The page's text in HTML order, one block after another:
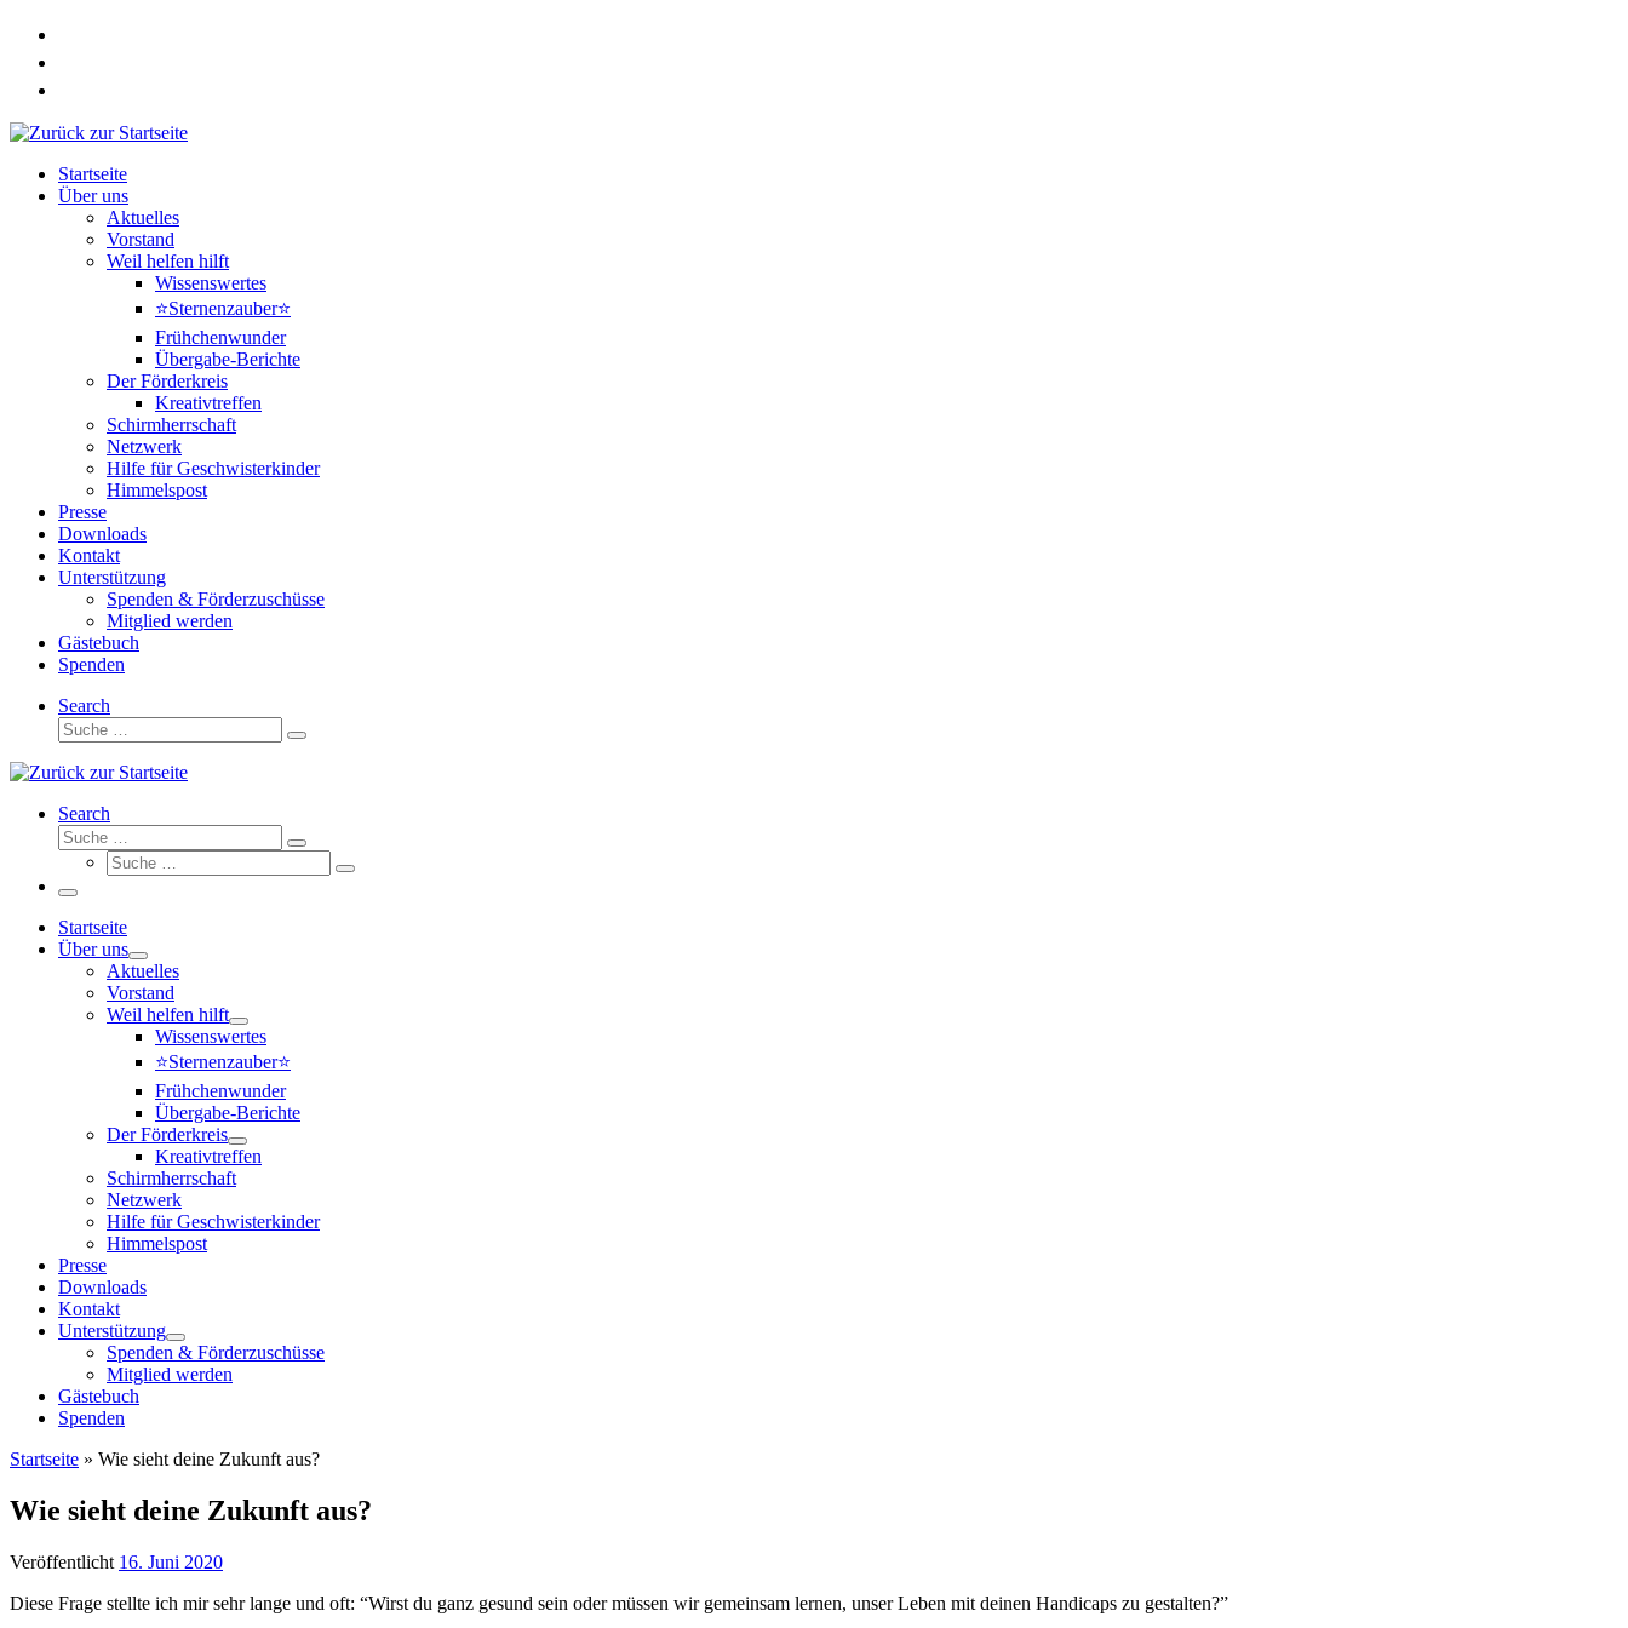
Zum
springen
Startseite
Über uns
Aktuelles
Vorstand
Weil helfen hilft
Wissenswertes
⭐Sternenzauber⭐
Frühchenwunder
Übergabe-Berichte
Der Förderkreis
Kreativtreffen
Schirmherrschaft
Netzwerk
Hilfe für Geschwisterkinder
Himmelspost
Presse
Downloads
Kontakt
Unterstützung
Spenden & Förderzuschüsse
Mitglied werden
Gästebuch
Spenden
Search
Suche
Suche
Search
Suche
Suche
Suche
Suche
Menü
Startseite
Über uns
Aktuelles
Vorstand
Weil helfen hilft
Wissenswertes
⭐Sternenzauber⭐
Frühchenwunder
Übergabe-Berichte
Der Förderkreis
Kreativtreffen
Schirmherrschaft
Netzwerk
Hilfe für Geschwisterkinder
Himmelspost
Presse
Downloads
Kontakt
Unterstützung
Spenden & Förderzuschüsse
Mitglied werden
Gästebuch
Spenden
Startseite » Wie sieht deine Zukunft aus?
Wie sieht deine Zukunft aus?
Veröffentlicht 16. Juni 2020
Diese Frage stellte ich mir sehr lange und oft: “Wirst du ganz gesund sein oder müssen wir gemeinsam lernen, unser Leben mit deinen Handicaps zu gestalten?”